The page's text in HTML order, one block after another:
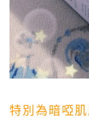
特別為暗啞